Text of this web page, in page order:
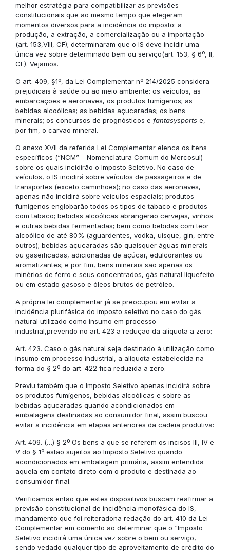
melhor estratégia para compatibilizar as previsões
constitucionais que ao mesmo tempo que elegeram
momentos diversos para a incidência do imposto: a
produção, a extração, a comercialização ou a importação
(art. 153,VIII, CF); determinaram que o IS deve incidir uma
única vez sobre determinado bem ou serviço(art. 153, § 6º, II,
CF). Vejamos.
O art. 409, §1º, da Lei Complementar nº 214/2025 considera
prejudicais à saúde ou ao meio ambiente: os veículos, as
embarcações e aeronaves, os produtos fumígenos; as
bebidas alcoólicas; as bebidas açucaradas; os bens
minerais; os concursos de prognósticos e fantasysports e,
por fim, o carvão mineral.
O anexo XVII da referida Lei Complementar elenca os itens
específicos (“NCM” – Nomenclatura Comum do Mercosul)
sobre os quais incidirão o Imposto Seletivo. No caso de
veículos, o IS incidirá sobre veículos de passageiros e de
transportes (exceto caminhões); no caso das aeronaves,
apenas não incidirá sobre veículos espaciais; produtos
fumígenos englobarão todos os tipos de tabaco e produtos
com tabaco; bebidas alcoólicas abrangerão cervejas, vinhos
e outras bebidas fermentadas; bem como bebidas com teor
alcoólico de até 80% (aguardentes, vodka, uísque, gin, entre
outros); bebidas açucaradas são quaisquer águas minerais
ou gaseificadas, adicionadas de açúcar, edulcorantes ou
aromatizantes; e por fim, bens minerais são apenas os
minérios de ferro e seus concentrados, gás natural liquefeito
ou em estado gasoso e óleos brutos de petróleo.
A própria lei complementar já se preocupou em evitar a
incidência plurifásica do imposto seletivo no caso do gás
natural utilizado como insumo em processo
industrial,prevendo no art. 423 a redução da alíquota a zero:
Art. 423. Caso o gás natural seja destinado à utilização como
insumo em processo industrial, a alíquota estabelecida na
forma do § 2º do art. 422 fica reduzida a zero.
Previu também que o Imposto Seletivo apenas incidirá sobre
os produtos fumígenos, bebidas alcoólicas e sobre as
bebidas açucaradas quando acondicionados em
embalagens destinadas ao consumidor final, assim buscou
evitar a incidência em etapas anteriores da cadeia produtiva:
Art. 409. (…) § 2º Os bens a que se referem os incisos III, IV e
V do § 1º estão sujeitos ao Imposto Seletivo quando
acondicionados em embalagem primária, assim entendida
aquela em contato direto com o produto e destinada ao
consumidor final.
Verificamos então que estes dispositivos buscam reafirmar a
previsão constitucional de incidência monofásica do IS,
mandamento que foi reiteradona redação do art. 410 da Lei
Complementar em comento ao determinar que o “Imposto
Seletivo incidirá uma única vez sobre o bem ou serviço,
sendo vedado qualquer tipo de aproveitamento de crédito do